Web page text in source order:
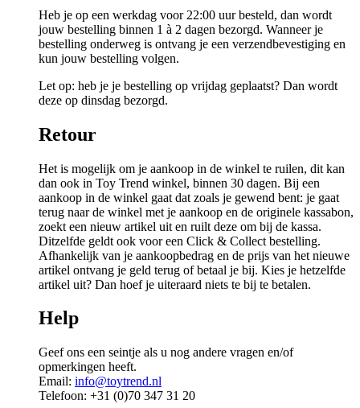
Heb je op een werkdag voor 22:00 uur besteld, dan wordt
jouw bestelling binnen 1 à 2 dagen bezorgd. Wanneer je
bestelling onderweg is ontvang je een verzendbevestiging en
kun jouw bestelling volgen.
Let op: heb je je bestelling op vrijdag geplaatst? Dan wordt
deze op dinsdag bezorgd.
Retour
Het is mogelijk om je aankoop in de winkel te ruilen, dit kan
dan ook in Toy Trend winkel, binnen 30 dagen. Bij een
aankoop in de winkel gaat dat zoals je gewend bent: je gaat
terug naar de winkel met je aankoop en de originele kassabon,
zoekt een nieuw artikel uit en ruilt deze om bij de kassa.
Ditzelfde geldt ook voor een Click & Collect bestelling.
Afhankelijk van je aankoopbedrag en de prijs van het nieuwe
artikel ontvang je geld terug of betaal je bij. Kies je hetzelfde
artikel uit? Dan hoef je uiteraard niets te bij te betalen.
Help
Geef ons een seintje als u nog andere vragen en/of
opmerkingen heeft.
Email: info@toytrend.nl
Telefoon: +31 (0)70 347 31 20